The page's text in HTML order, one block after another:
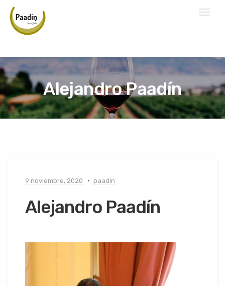
Toggle
Alejandro Paadín
9 noviembre, 2020 paadin
Alejandro Paadín